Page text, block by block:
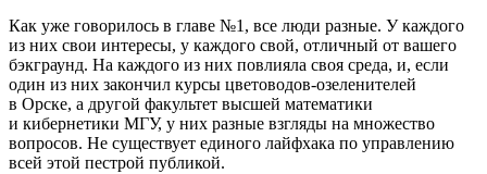
Как уже говорилось в главе №1, все люди разные. У каждого
из них свои интересы, у каждого свой, отличный от вашего
бэкграунд. На каждого из них повлияла своя среда, и, если
один из них закончил курсы цветоводов-озеленителей
в Орске, а другой факультет высшей математики
и кибернетики МГУ, у них разные взгляды на множество
вопросов. Не существует единого лайфхака по управлению
всей этой пестрой публикой.